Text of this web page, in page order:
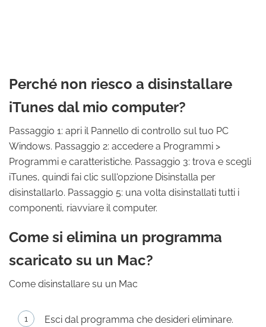
Perché non riesco a disinstallare
iTunes dal mio computer?
Passaggio 1: apri il Pannello di controllo sul tuo PC
Windows. Passaggio 2: accedere a Programmi >
Programmi e caratteristiche. Passaggio 3: trova e scegli
iTunes, quindi fai clic sull'opzione Disinstalla per
disinstallarlo. Passaggio 5: una volta disinstallati tutti i
componenti, riavviare il computer.
Come si elimina un programma
scaricato su un Mac?
Come disinstallare su un Mac
Esci dal programma che desideri eliminare.